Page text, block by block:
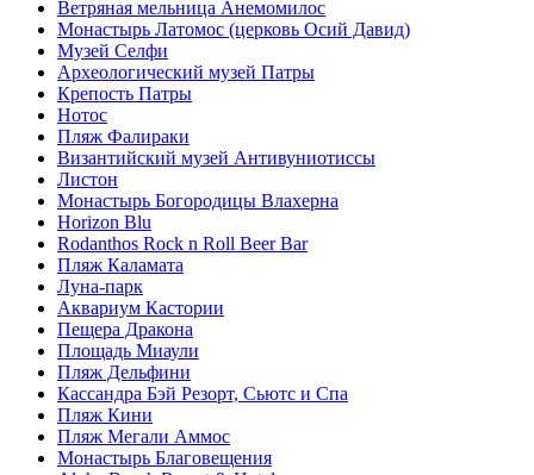
Ветряная мельница Анемомилос
Монастырь Латомос (церковь Осий Давид)
Музей Селфи
Археологический музей Патры
Крепость Патры
Нотос
Пляж Фалираки
Византийский музей Антивуниотиссы
Листон
Монастырь Богородицы Влахерна
Horizon Blu
Rodanthos Rock n Roll Beer Bar
Пляж Каламата
Луна-парк
Аквариум Кастории
Пещера Дракона
Площадь Миаули
Пляж Дельфини
Кассандра Бэй Резорт, Сьютс и Спа
Пляж Кини
Пляж Мегали Аммос
Монастырь Благовещения